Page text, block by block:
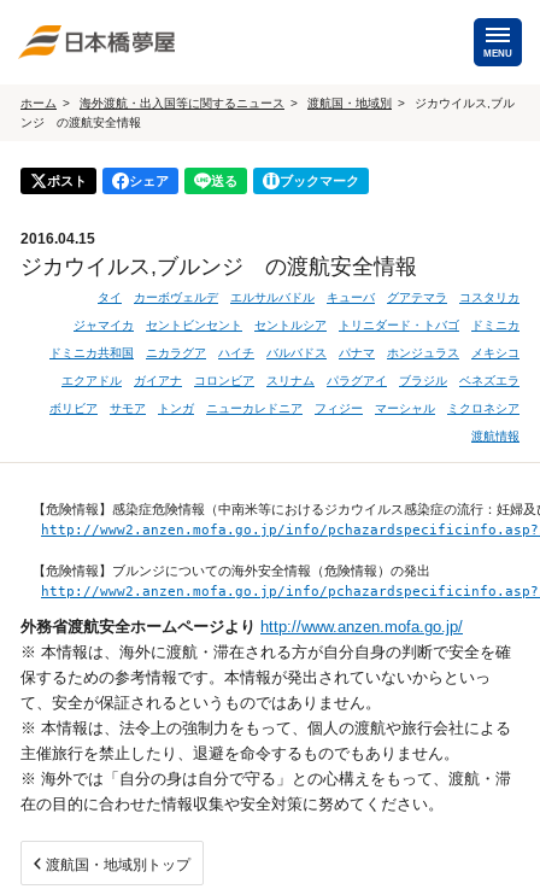
MENU
海外航空券 （日本発・海外発・世界一周）
ホテル・専用車・
通訳・ガイド
海外手配トップ
国内手配
貸切バス・ハイヤー 通訳・ガ
視察旅行・研修旅行
選ばれる理由 サービス
採用情報 企業情報
お問合わせ
ホーム 海外渡航・出入国等に関するニュース 渡航国・地域別
ジカウイルス,ブル
ンジ の渡航安全情報
ポスト シェア 送る ブックマーク
2016.04.15
ジカウイルス,ブルンジ の渡航安全情報
タイ カーボヴェルデ エルサルバドル キューバ グアテマラ コスタリカ
ジャマイカ セントビンセント セントルシア トリニダード・トバゴ ドミニカ
ドミニカ共和国 ニカラグア ハイチ バルバドス パナマ ホンジュラス メキシコ
エクアドル ガイアナ コロンビア スリナム パラグアイ ブラジル ベネズエラ
ボリビア サモア トンガ ニューカレドニア フィジー マーシャル ミクロネシア
渡航情報
【危険情報】感染症危険情報（中南米等におけるジカウイルス感染症の流行：妊婦
http://www2.anzen.mofa.go.jp/info/
【危険情報】ブルンジについての海外安全情報（危険情報）の発出
http://www2.anzen.mofa.go.jp/info/
外務省渡航安全ホームページより http://www.anzen.mofa.go.jp/
※ 本情報は、海外に渡航・滞在される方が自分自身の判断で安全を確
保するための参考情報です。本情報が発出されていないからといっ
て、安全が保証されるというものではありません。
※ 本情報は、法令上の強制力をもって、個人の渡航や旅行会社による
主催旅行を禁止したり、退避を命令するものでもありません。
※ 海外では「自分の身は自分で守る」との心構えをもって、渡航・滞
在の目的に合わせた情報収集や安全対策に努めてください。
渡航国・地域別トップ